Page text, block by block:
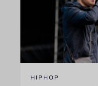
HIPHOP